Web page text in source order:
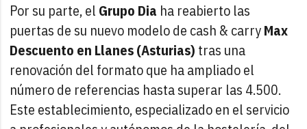
Por su parte, el Grupo Dia ha reabierto las
puertas de su nuevo modelo de cash & carryMax
Descuento en Llanes (Asturias) tras una
renovación del formato que ha ampliado el
número de referencias hasta superar las 4.500.
Este establecimiento, especializado en el servicio